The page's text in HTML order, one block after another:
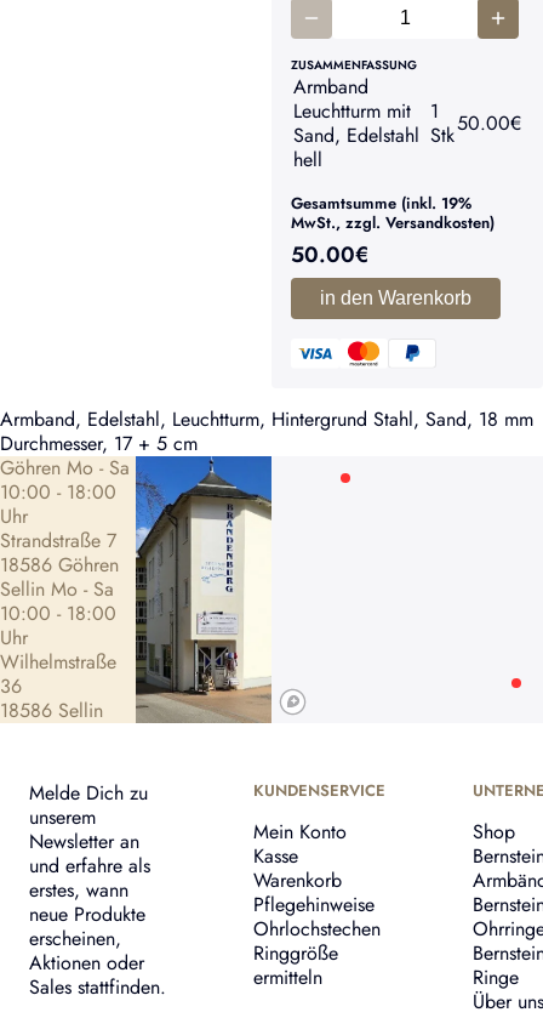
ZUSAMMENFASSUNG
Armband
Leuchtturm mit
Sand, Edelstahl
hell
1
Stk50.00€
Gesamtsumme (inkl. 19%
MwSt., zzgl. Versandkosten)
50.00€
in den Warenkorb
Armband, Edelstahl, Leuchtturm, Hintergrund Stahl, Sand, 18 mm
Durchmesser, 17 + 5 cm
Göhren Mo - Sa
10:00 - 18:00
Uhr
Strandstraße 7
18586 Göhren
Sellin Mo - Sa
10:00 - 18:00
Uhr
Wilhelmstraße
36
18586 Sellin
Melde Dich zu
unserem
Newsletter an
und erfahre als
erstes, wann
neue Produkte
erscheinen,
Aktionen oder
Sales stattfinden.
KUNDENSERVICE
Mein Konto
Kasse
Warenkorb
Pflegehinweise
Ohrlochstechen
Ringgröße
ermitteln
Shop
Ringe
Über uns